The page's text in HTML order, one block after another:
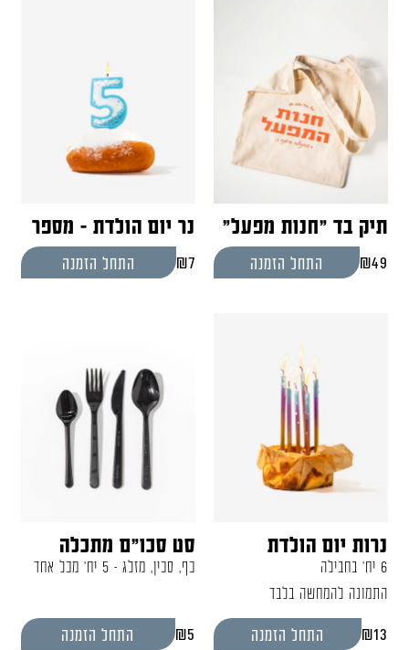
תיק בד "חנות מפעל"
49
₪ התחל הזמנה
נר יום הולדת - מספר
7
₪ התחל הזמנה
נרות יום הולדת
6 יח' בחבילה
התמונה להמחשה בלבד
13
₪ התחל הזמנה
סט סכו"ם מתכלה
כף, סכין, מזלג - 5 יח' מכל אחד
5
₪ התחל הזמנה